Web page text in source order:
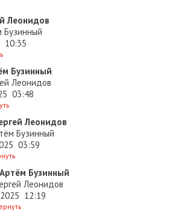
Леонидов
Бузинный
10:35
Бузинный
Леонидов
03:48
Леонидов
Бузинный
03:59
Артём Бузинный
Леонидов
12:19